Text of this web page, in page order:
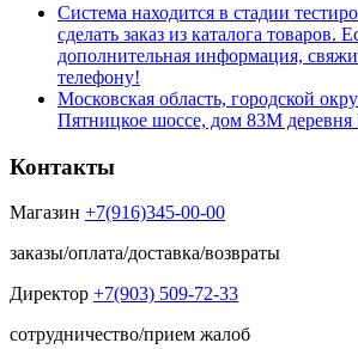
Система находится в стадии
сделать заказ из каталога товаров.
дополнительная информация,
телефону!
Московская область, городской
Пятницкое шоссе, дом 83М деревня
Контакты
Магазин +7(916)345-00-00
заказы/оплата/доставка/возвраты
Директор +7(903) 509-72-33
сотрудничество/прием жалоб